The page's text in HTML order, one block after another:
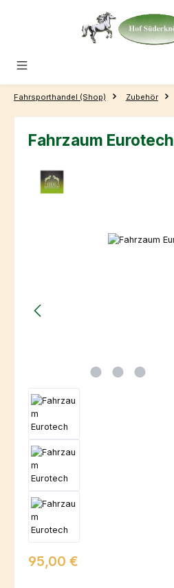
Zum Hauptinhalt springen
Fahrsporthandel (Shop) Zubehör
Fahrzaum Eurotech
Bildergalerie überspringen
Regulärer Preis:
95,00 €